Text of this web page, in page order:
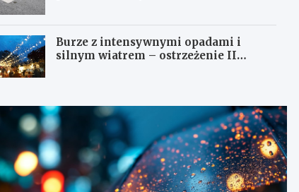
Burze z intensywnymi opadami i
silnym wiatrem – ostrzeżenie II